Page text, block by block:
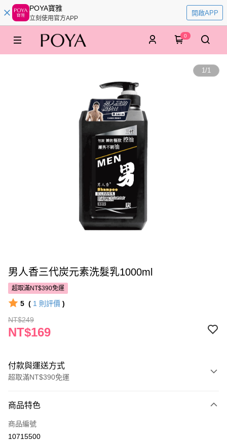
POYA寶雅
立刻使用官方APP
開啟APP
0
1/1
男人香三代炭元素洗髮乳1000ml
超取滿NT$390免運
5 ( 1 則評價 )
NT$249
NT$169
付款與運送方式
超取滿NT$390免運
POYA支付
信用卡一次付款
商品特色
商品編號
10715500